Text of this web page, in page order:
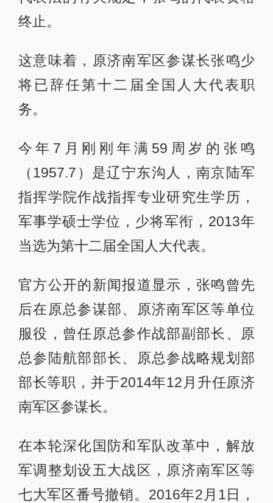
终止。
这意味着，原济南军区参谋长张鸣少
将已辞任第十二届全国人大代表职
务。
今年7月刚刚年满59周岁的张鸣
（1957.7）是辽宁东沟人，南京陆军
指挥学院作战指挥专业研究生学历，
军事学硕士学位，少将军衔，2013年
当选为第十二届全国人大代表。
官方公开的新闻报道显示，张鸣曾先
后在原总参谋部、原济南军区等单位
服役，曾任原总参作战部副部长、原
总参陆航部部长、原总参战略规划部
部长等职，并于2014年12月升任原济
南军区参谋长。
在本轮深化国防和军队改革中，解放
军调整划设五大战区，原济南军区等
七大军区番号撤销。2016年2月1日，